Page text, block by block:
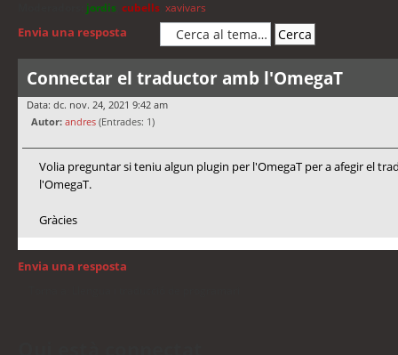
jordis cubells xavivars
Envia una resposta
Connectar el traductor amb l'OmegaT
Data: dc. nov. 24, 2021 9:42 am
Autor: andres (Entrades: 1)
Volia preguntar si teniu algun plugin per l'OmegaT per a afegir el
l'OmegaT.
Gràcies
Envia una resposta